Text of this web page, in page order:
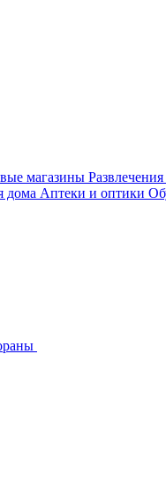
магазины Развлечения
дома Аптеки и оптики